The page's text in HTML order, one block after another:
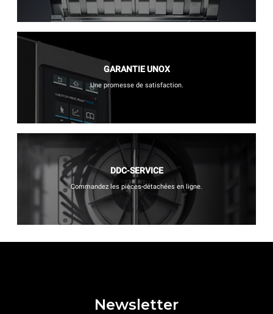
GARANTIE UNOX
Une promesse de satisfaction.
DDC-SERVICE
Commandez les pièces-détachées en ligne.
Newsletter